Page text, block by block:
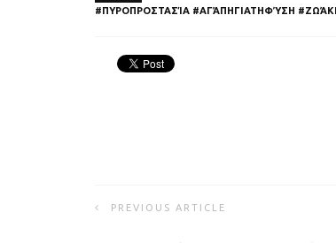
#ΠΥΡΟΠΡΟΣΤΑΣΊΑ #ΑΓΆΠΗΓΙΑΤΗΦΎΣΗ
PREVIOUS ARTICLE